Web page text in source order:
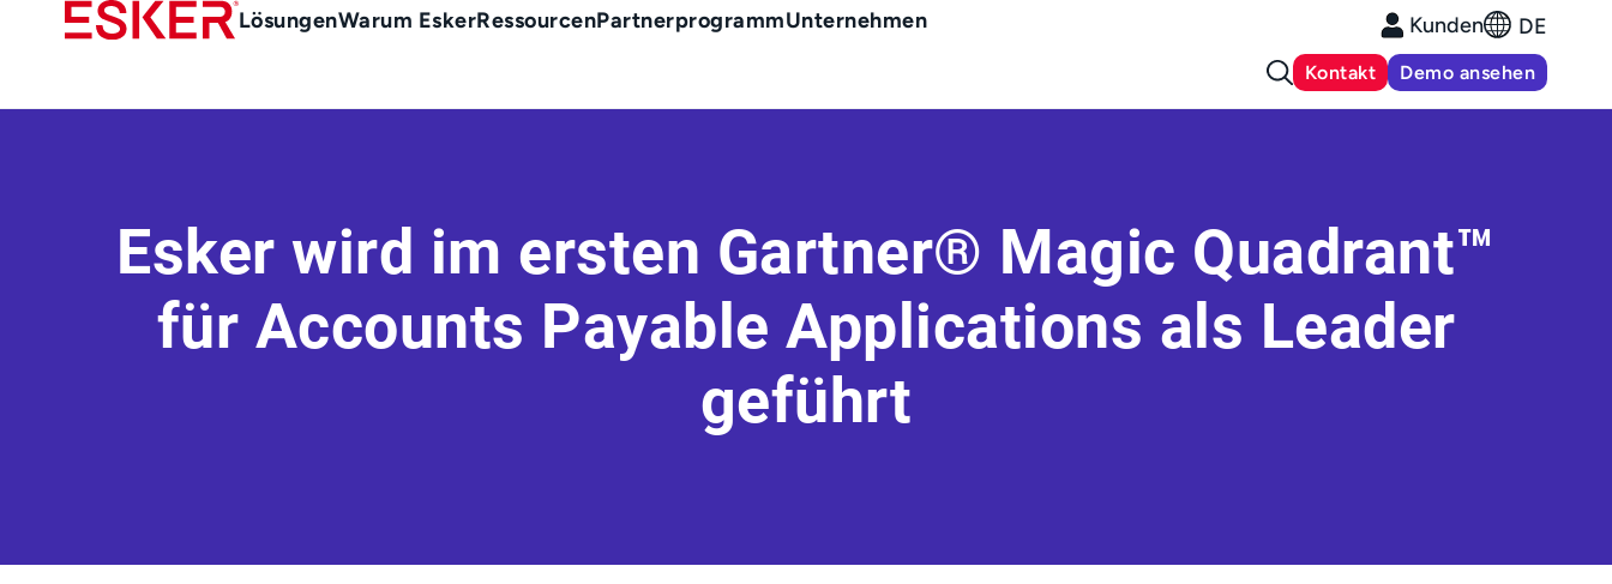
content
Main
LösungenWarum EskerRessourcenPartnerprogrammUnternehmen Kunden DE
Kontakt Demo ansehen
Esker wird im ersten Gartner® Magic Quadrant™
für Accounts Payable Applications als Leader
geführt